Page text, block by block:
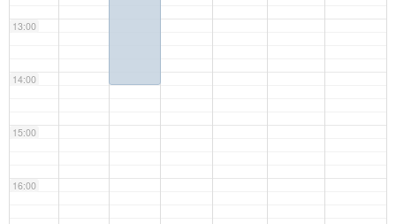
13:00
14:00
15:00
16:00